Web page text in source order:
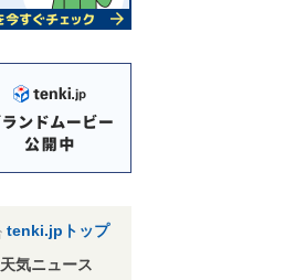
tenki.jpトップ
天気ニュース